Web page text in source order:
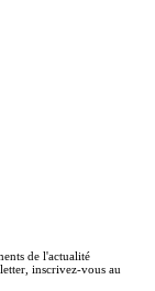
de l'actualité
inscrivez-vous au